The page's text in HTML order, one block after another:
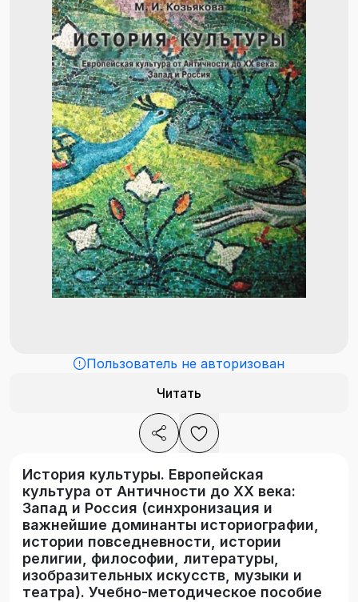
Пользователь не авторизован
Читать
История культуры. Европейская
культура от Античности до XX века:
Запад и Россия (синхронизация и
важнейшие доминанты историографии,
истории повседневности, истории
религии, философии, литературы,
изобразительных искусств, музыки и
театра). Учебно-методическое пособие